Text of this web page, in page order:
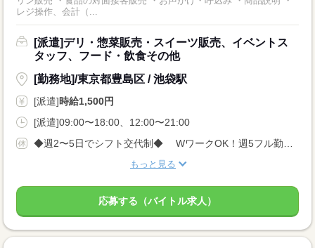
レジ操作、会計（...
[派遣]デリ・惣菜販売・スイーツ販売、イベントス
タッフ、フード・飲食その他
[勤務地]/東京都豊島区 / 池袋駅
[派遣]時給1,500円
[派遣]09:00〜18:00、12:00〜21:00
◆週2〜5日でシフト交代制◆ WワークOK！週5フル勤務もOK！
もっと見る
応募する（バイトル求人）